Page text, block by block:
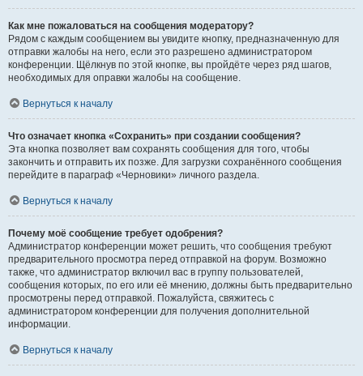
Как мне пожаловаться на сообщения модератору?
Рядом с каждым сообщением вы увидите кнопку, предназначенную для
отправки жалобы на него, если это разрешено администратором
конференции. Щёлкнув по этой кнопке, вы пройдёте через ряд шагов,
необходимых для оправки жалобы на сообщение.
Вернуться к началу
Что означает кнопка «Сохранить» при создании сообщения?
Эта кнопка позволяет вам сохранять сообщения для того, чтобы
закончить и отправить их позже. Для загрузки сохранённого сообщения
перейдите в параграф «Черновики» личного раздела.
Вернуться к началу
Почему моё сообщение требует одобрения?
Администратор конференции может решить, что сообщения требуют
предварительного просмотра перед отправкой на форум. Возможно
также, что администратор включил вас в группу пользователей,
сообщения которых, по его или её мнению, должны быть предварительно
просмотрены перед отправкой. Пожалуйста, свяжитесь с
администратором конференции для получения дополнительной
информации.
Вернуться к началу